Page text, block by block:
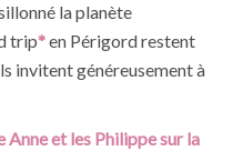
la planète
trip*en Périgord restent
invitent généreusement à
et les Philippe sur la